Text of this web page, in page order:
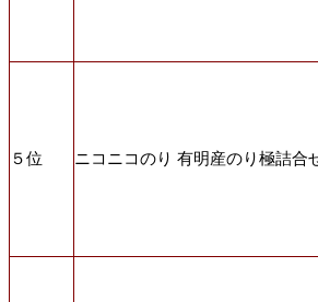
５位 ニコニコのり 有明産のり極詰合